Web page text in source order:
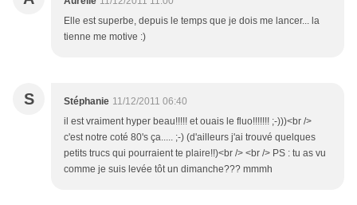
Elle est superbe, depuis le temps que je dois me lancer... la
tienne me motive :)
S Stéphanie 11/12/2011 06:40
il est vraiment hyper beau!!!!! et ouais le fluo!!!!!!! ;-)))<br />
c'est notre coté 80's ça..... ;-) (d'ailleurs j'ai trouvé quelques
petits trucs qui pourraient te plaire!!)<br /> <br /> PS : tu as vu
comme je suis levée tôt un dimanche??? mmmh